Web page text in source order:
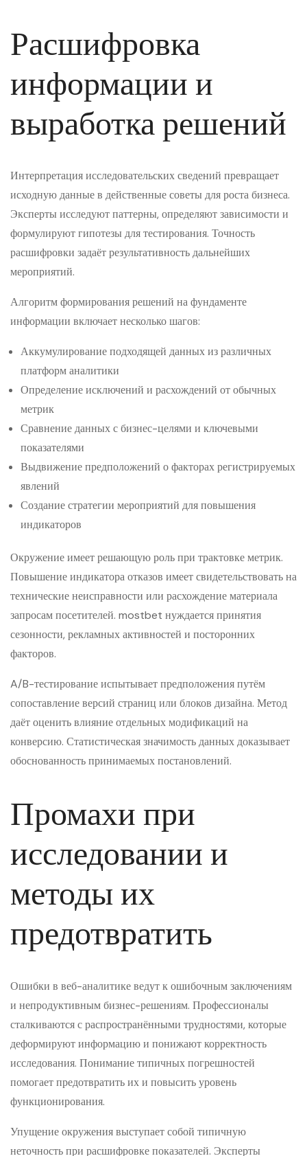
Расшифровка
информации и
выработка решений
Интерпретация исследовательских сведений превращает
исходную данные в действенные советы для роста бизнеса.
Эксперты исследуют паттерны, определяют зависимости и
формулируют гипотезы для тестирования. Точность
расшифровки задаёт результативность дальнейших
мероприятий.
Алгоритм формирования решений на фундаменте
информации включает несколько шагов:
Аккумулирование подходящей данных из различных
платформ аналитики
Определение исключений и расхождений от обычных
метрик
Сравнение данных с бизнес-целями и ключевыми
показателями
Выдвижение предположений о факторах регистрируемых
явлений
Создание стратегии мероприятий для повышения
индикаторов
Окружение имеет решающую роль при трактовке метрик.
Повышение индикатора отказов имеет свидетельствовать на
технические неисправности или расхождение материала
запросам посетителей. mostbet нуждается принятия
сезонности, рекламных активностей и посторонних
факторов.
A/B-тестирование испытывает предположения путём
сопоставление версий страниц или блоков дизайна. Метод
даёт оценить влияние отдельных модификаций на
конверсию. Статистическая значимость данных доказывает
обоснованность принимаемых постановлений.
Промахи при
исследовании и
методы их
предотвратить
Ошибки в веб-аналитике ведут к ошибочным заключениям
и непродуктивным бизнес-решениям. Профессионалы
сталкиваются с распространёнными трудностями, которые
деформируют информацию и понижают корректность
исследования. Понимание типичных погрешностей
помогает предотвратить их и повысить уровень
функционирования.
Упущение окружения выступает собой типичную
неточность при расшифровке показателей. Эксперты